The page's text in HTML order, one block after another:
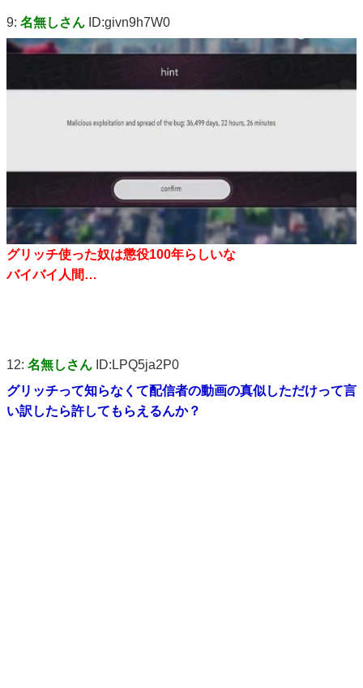
9: 名無しさん ID:givn9h7W0
グリッチ使った奴は懲役100年らしいな
バイバイ人間…
12: 名無しさん ID:LPQ5ja2P0
グリッチって知らなくて配信者の動画の真似しただけって言
い訳したら許してもらえるんか？